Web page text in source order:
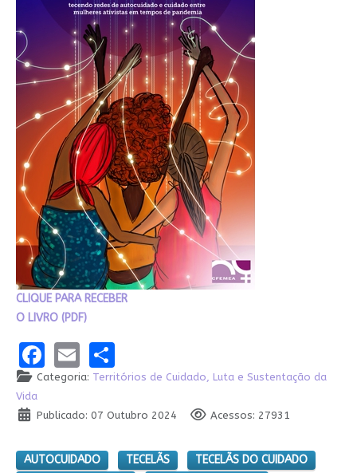
CLIQUE PARA RECEBER
O LIVRO (PDF)
Facebook
EmailShare
Categoria: Territórios de Cuidado, Luta e Sustentação da
Vida
Publicado: 07 Outubro 2024
Acessos: 27931
AUTOCUIDADO TECELÃS
TECELÃS DO CUIDADO